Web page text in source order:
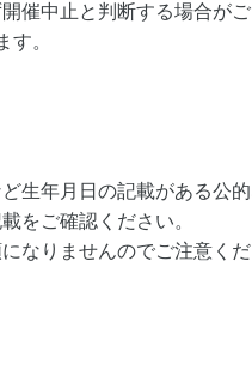
催中止と判断する場合がご
す。
生年月日の記載がある公
をご確認ください。
なりませんのでご注意くだ